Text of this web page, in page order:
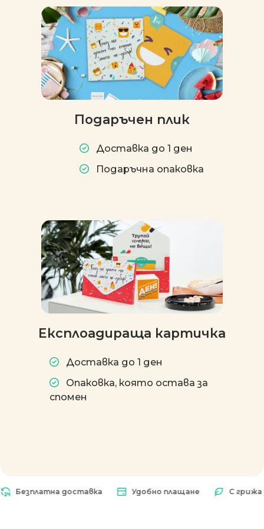
Подаръчен плик
Доставка до 1 ден
Подаръчна опаковка
Експлоадираща картичка
Доставка до 1 ден
Опаковка, която остава за
спомен
доставка Удобно плащане С грижа за